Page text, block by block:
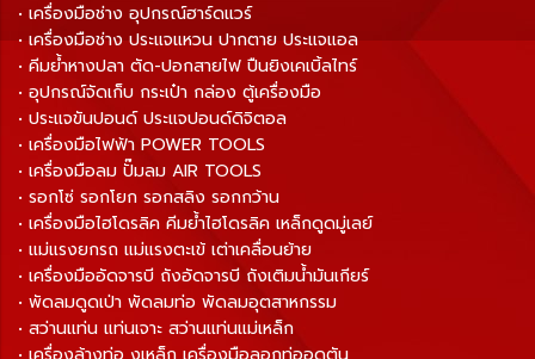
• เครื่องมือช่าง อุปกรณ์ฮาร์ดแวร์
• เครื่องมือช่าง ประแจแหวน ปากตาย ประแจแอล
• คีมย้ำหางปลา ตัด-ปอกสายไฟ ปืนยิงเคเบิ้ลไทร์
• อุปกรณ์จัดเก็บ กระเป๋า กล่อง ตู้เครื่องมือ
• ประแจขันปอนด์ ประแจปอนด์ดิจิตอล
• เครื่องมือไฟฟ้า POWER TOOLS
• เครื่องมือลม ปั๊มลม AIR TOOLS
• รอกโซ่ รอกโยก รอกสลิง รอกกว้าน
• เครื่องมือไฮโดรลิค คีมย้ำไฮโดรลิค เหล็กดูดมู่เลย์
• แม่แรงยกรถ แม่แรงตะเข้ เต่าเคลื่อนย้าย
• เครื่องมืออัดจารบี ถังอัดจารบี ถังเติมน้ำมันเกียร์
• พัดลมดูดเป่า พัดลมท่อ พัดลมอุตสาหกรรม
• สว่านแท่น แท่นเจาะ สว่านแท่นแม่เหล็ก